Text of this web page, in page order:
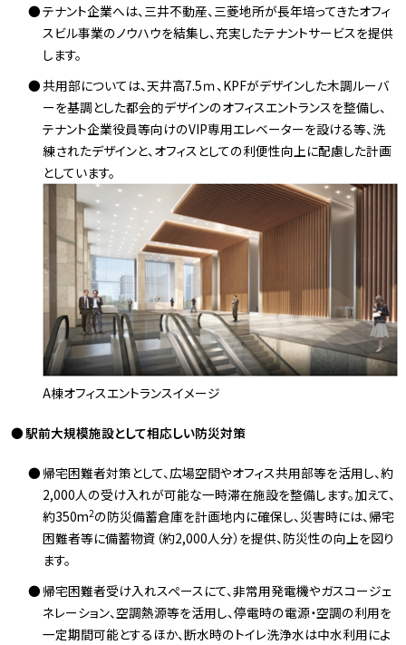
テナント企業へは、三井不動産、三菱地所が長年培ってきたオフィ
スビル事業のノウハウを結集し、充実したテナントサービスを提供
します。
共用部については、天井高7.5ｍ、KPFがデザインした木調ルーバ
ーを基調とした都会的デザインのオフィスエントランスを整備し、
テナント企業役員等向けのVIP専用エレベーターを設ける等、洗
練されたデザインと、オフィスとしての利便性向上に配慮した計画
としています。
A棟オフィスエントランスイメージ
駅前大規模施設として相応しい防災対策
帰宅困難者対策として、広場空間やオフィス共用部等を活用し、約
2,000人の受け入れが可能な一時滞在施設を整備します。加えて、
約350m2の防災備蓄倉庫を計画地内に確保し、災害時には、帰宅
困難者等に備蓄物資（約2,000人分）を提供、防災性の向上を図り
ます。
帰宅困難者受け入れスペースにて、非常用発電機やガスコージェ
ネレーション、空調熱源等を活用し、停電時の電源・空調の利用を
一定期間可能とするほか、断水時のトイレ洗浄水は中水利用によ